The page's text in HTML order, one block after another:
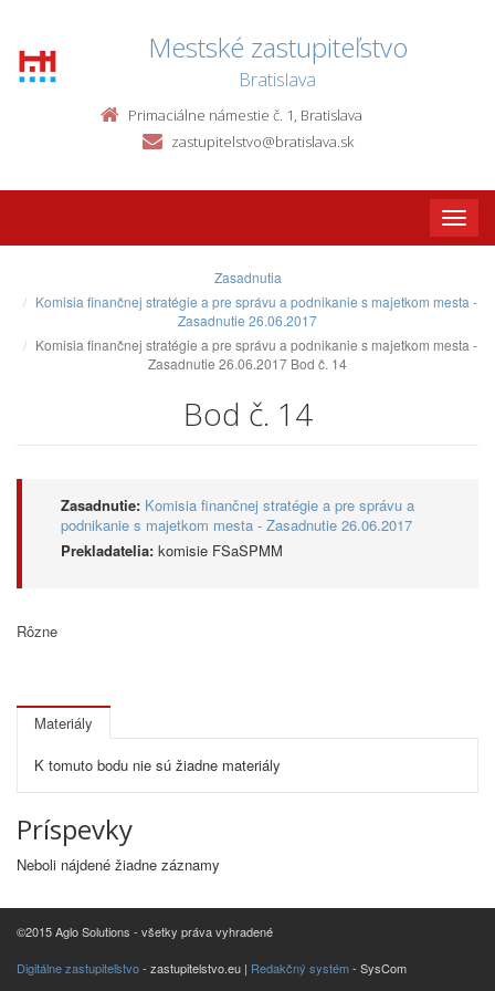
Mestské zastupiteľstvo
Bratislava
Primaciálne námestie č. 1, Bratislava
zastupitelstvo@bratislava.sk
Toggle
Zasadnutia
Komisia finančnej stratégie a pre správu a podnikanie s majetkom mesta -
Zasadnutie 26.06.2017
Komisia finančnej stratégie a pre správu a podnikanie s majetkom mesta -
Zasadnutie 26.06.2017 Bod č. 14
Bod č. 14
Zasadnutie: Komisia finančnej stratégie a pre správu a
podnikanie s majetkom mesta - Zasadnutie 26.06.2017
Prekladatelia: komisie FSaSPMM
Rôzne
Materiály
K tomuto bodu nie sú žiadne materiály
Príspevky
Neboli nájdené žiadne záznamy
©2015 Aglo Solutions - všetky práva vyhradené
Digitálne zastupiteľstvo- zastupitelstvo.eu | Redakčný systém- SysCom